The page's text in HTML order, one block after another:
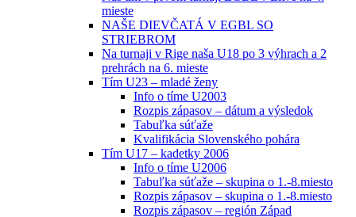
mieste
NAŠE DIEVČATÁ V EGBL SO
STRIEBROM
Na turnaji v Rige naša U18 po 3 výhrach a 2
prehrách na 6. mieste
Tím U23 – mladé ženy
Info o tíme U2003
Rozpis zápasov – dátum a výsledok
Tabuľka súťaže
Kvalifikácia Slovenského pohára
Tím U17 – kadetky 2006
Info o tíme U2006
Tabuľka súťaže – skupina o 1.-8.miesto
Rozpis zápasov – skupina o 1.-8.miesto
Rozpis zápasov – región Západ